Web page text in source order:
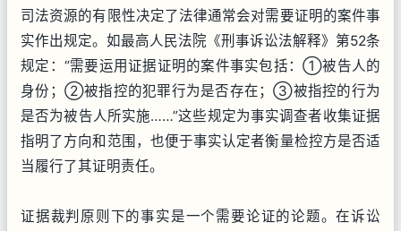
司法资源的有限性决定了法律通常会对需要证明的案件事
实作出规定。如最高人民法院《刑事诉讼法解释》第52条
规定：“需要运用证据证明的案件事实包括：①被告人的
身份；②被指控的犯罪行为是否存在；③被指控的行为
是否为被告人所实施……”这些规定为事实调查者收集证据
指明了方向和范围，也便于事实认定者衡量检控方是否适
当履行了其证明责任。
证据裁判原则下的事实是一个需要论证的论题。在诉讼